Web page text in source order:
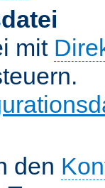
mit
den